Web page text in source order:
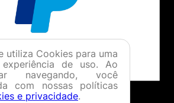
utiliza Cookies para uma
experiência de uso. Ao
navegando, você
com nossas políticas
e privacidade.